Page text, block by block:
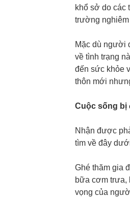
khổ sở do các
trường nghiêm
Mặc dù người
về tình trạng
đến sức khỏe
thôn mới
Cuộc sống bị
Nhận được
tìm về đây
Ghé thăm gia
bữa cơm trưa,
vọng của